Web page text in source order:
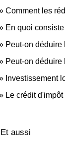
Comment les
En quoi
Peut-on déduire
Peut-on
Investissement
Le crédit
Et aussi